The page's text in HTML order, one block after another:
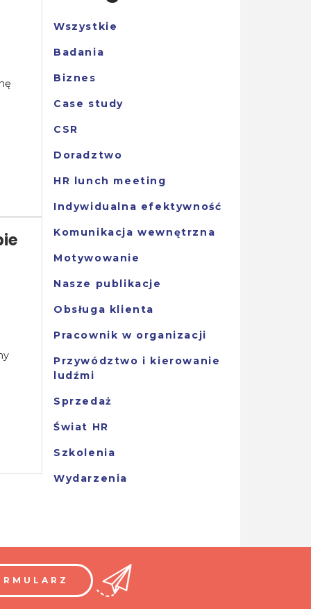
Wszystkie
Badania
Biznes
Case study
CSR
Doradztwo
HR lunch meeting
Indywidualna efektywność
Komunikacja wewnętrzna
Motywowanie
Nasze publikacje
Obsługa klienta
Pracownik w organizacji
Przywództwo i kierowanie
ludźmi
Sprzedaż
Świat HR
Szkolenia
Wydarzenia